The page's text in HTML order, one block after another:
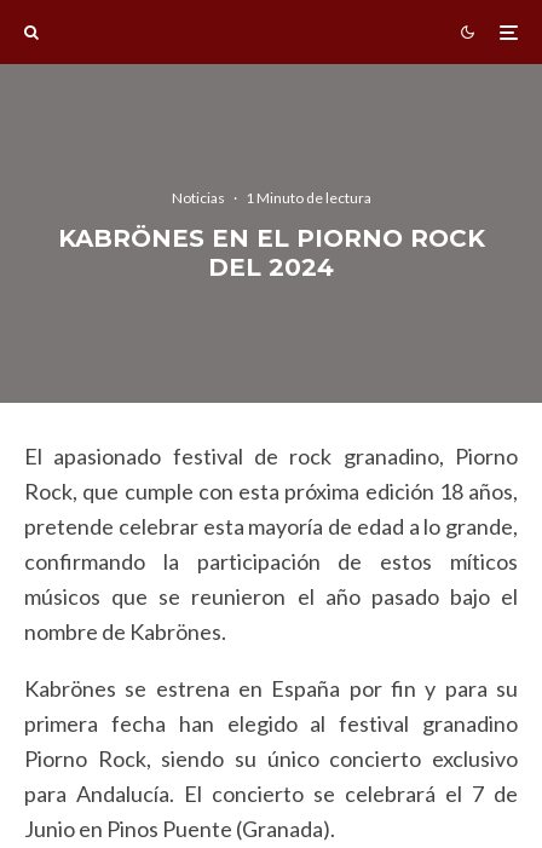
Noticias · 1 Minuto de lectura
KABRÖNES EN EL PIORNO ROCK
DEL 2024
El apasionado festival de rock granadino, Piorno
Rock, que cumple con esta próxima edición 18 años,
pretende celebrar esta mayoría de edad a lo grande,
confirmando la participación de estos míticos
músicos que se reunieron el año pasado bajo el
nombre de Kabrönes.
Kabrönes se estrena en España por fin y para su
primera fecha han elegido al festival granadino
Piorno Rock, siendo su único concierto exclusivo
para Andalucía. El concierto se celebrará el 7 de
Junio en Pinos Puente (Granada).